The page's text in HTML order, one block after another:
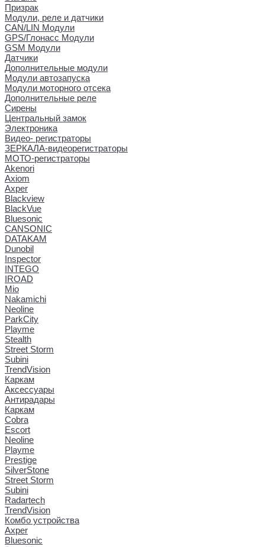
Призрак
Модули, реле и датчики
CAN/LIN Модули
GPS/Глонасс Модули
GSM Модули
Датчики
Дополнительные модули
Модули автозапуска
Модули моторного отсека
Дополнительные реле
Сирены
Центральный замок
Электроника
Видео- регистраторы
ЗЕРКАЛА-видеорегистраторы
МОТО-регистраторы
Akenori
Axiom
Axper
Blackview
BlackVue
Bluesonic
CANSONIC
DATAKAM
Dunobil
Inspector
INTEGO
IROAD
Mio
Nakamichi
Neoline
ParkCity
Playme
Stealth
Street Storm
Subini
TrendVision
Каркам
Аксессуары
Антирадары
Каркам
Cobra
Escort
Neoline
Playme
Prestige
SilverStone
Street Storm
Subini
Radartech
TrendVision
Комбо устройства
Axper
Bluesonic